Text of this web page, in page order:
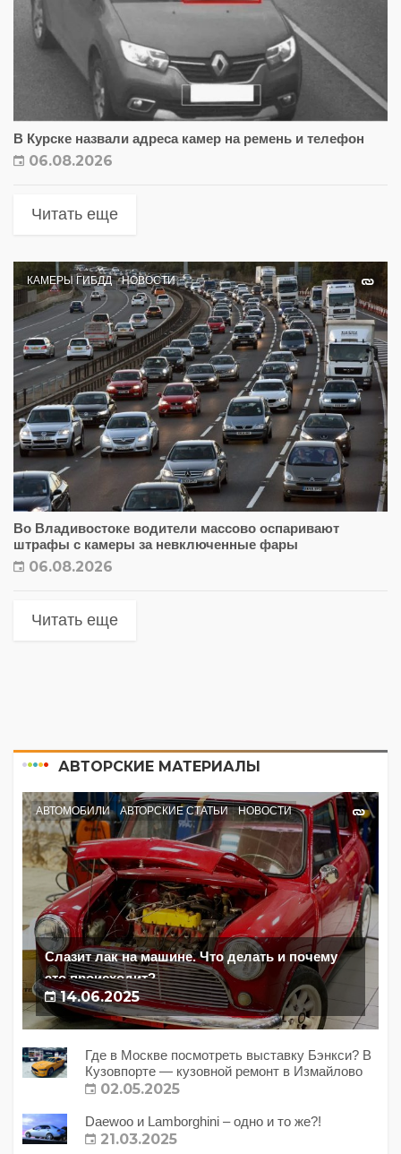
В Курске назвали адреса камер на ремень и телефон
06.08.2026
Читать еще
КАМЕРЫ ГИБДД НОВОСТИ
Во Владивостоке водители массово оспаривают
штрафы с камеры за невключенные фары
06.08.2026
Читать еще
АВТОРСКИЕ МАТЕРИАЛЫ
АВТОМОБИЛИ АВТОРСКИЕ СТАТЬИ НОВОСТИ
Слазит лак на машине. Что делать и почему
это происходит?
14.06.2025
Где в Москве посмотреть выставку Бэнкси? В
Кузовпорте — кузовной ремонт в Измайлово
02.05.2025
Daewoo и Lamborghini – одно и то же?!
21.03.2025